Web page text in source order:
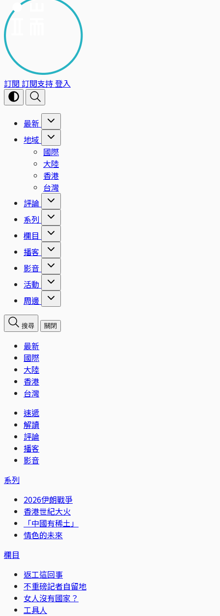
訂閱 訂閱支持登入
最新
地域
國際
大陸
香港
台灣
評論
系列
欄目
播客
影音
活動
周邊
搜尋 關閉
最新
國際
大陸
香港
台灣
速遞
解讀
評論
播客
影音
系列
2026伊朗戰爭
香港世紀大火
「中國有稀土」
情色的未來
欄目
返工這回事
不重磅記者自留地
女人沒有國家？
工具人